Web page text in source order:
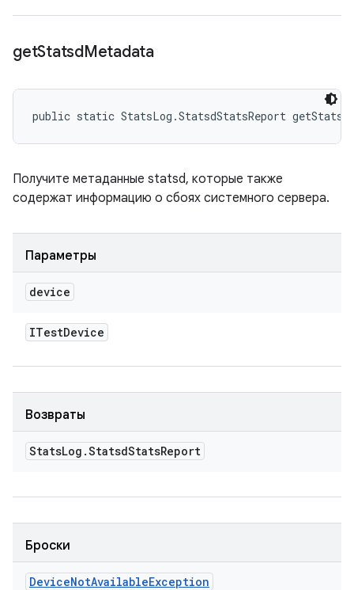
getStatsdMetadata
public static StatsLog.StatsdStatsReport
Получите метаданные statsd, которые также
содержат информацию о сбоях системного сервера.
Параметры
device
ITestDevice
Возвраты
StatsLog .StatsdStatsReport
Броски
DeviceNotAvailableException